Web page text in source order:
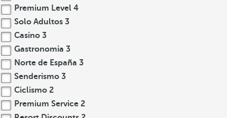
Premium Level 4
Solo Adultos 3
Casino 3
Gastronomia 3
Norte de España 3
Senderismo 3
Ciclismo 2
Premium Service 2